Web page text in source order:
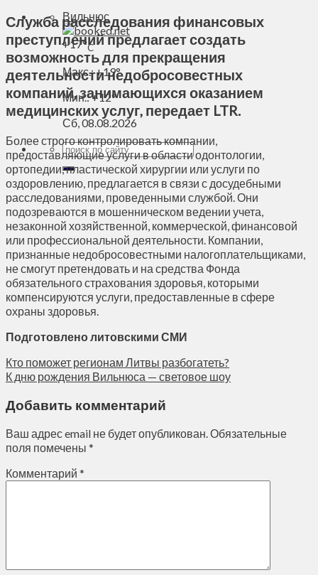
Вильнюс
+17°C
Макс.:+19°
Мин.:+12°
Сб, 08.08.2026
Служба расследования финансовых
преступлений предлагает создать
возможность для прекращения
деятельности недобросовестных
компаний, занимающихся оказанием
медицинских услуг, передает LTR.
Более строго контролировать компании,
предоставляющие услуги в области одонтологии,
ортопедии, пластической хирургии или услуги по
оздоровлению, предлагается в связи с досудебными
расследованиями, проведенными службой. Они
подозреваются в мошенническом ведении учета,
незаконной хозяйственной, коммерческой, финансовой
или профессиональной деятельности. Компании,
признанные недобросовестными налогоплательщиками,
не смогут претендовать и на средства Фонда
обязательного страхования здоровья, которыми
компенсируются услуги, предоставленные в сфере
охраны здоровья.
Подготовлено литовскими СМИ
Кто поможет регионам Литвы разбогатеть?
К дню рождения Вильнюса — световое шоу
Добавить комментарий
Ваш адрес email не будет опубликован.Обязательные
поля помечены *
Комментарий *